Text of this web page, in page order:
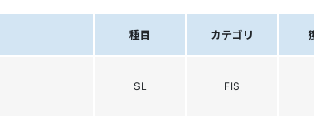
種目 カテゴリ
SL FIS